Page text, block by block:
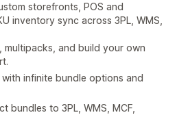
storefronts, POS and
inventory sync across 3PL, WMS,
and build your own
infinite bundle options and
bundles to 3PL, WMS, MCF,